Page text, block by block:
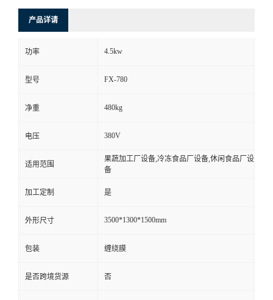
产品详请
功率 4.5kw
型号 FX-780
净重 480kg
电压 380V
适用范围
果蔬加工厂设备,冷冻食品厂设备,休闲食品厂设
备
加工定制 是
外形尺寸 3500*1300*1500mm
包装 缠绕膜
是否跨境货源 否